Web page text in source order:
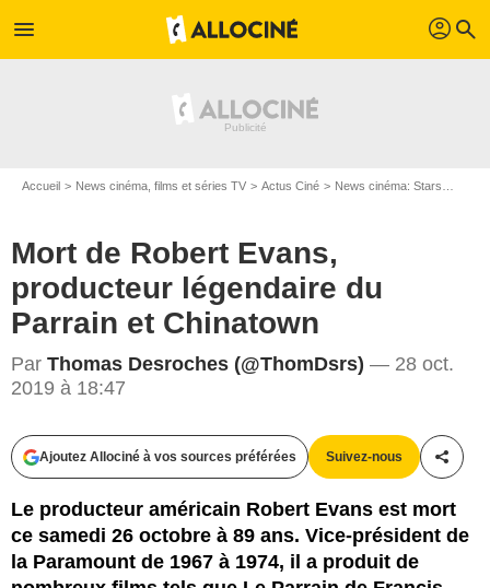
menu profil search
Accueil News cinéma, films et séries TV Actus Ciné News cinéma: Stars
Mort de Robert Evans,
producteur légendaire du
Parrain et Chinatown
Par Thomas Desroches (@ThomDsrs) — 28 oct.
2019 à 18:47
Ajoutez Allociné à vos sources préférées Suivez-nous
Le producteur américain Robert Evans est mort
ce samedi 26 octobre à 89 ans. Vice-président de
la Paramount de 1967 à 1974, il a produit de